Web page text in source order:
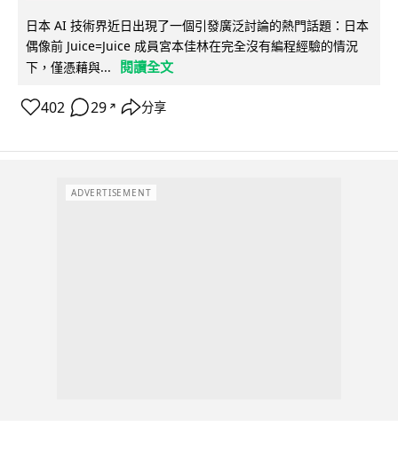
日本 AI 技術界近日出現了一個引發廣泛討論的熱門話題：日本
偶像前 Juice=Juice 成員宮本佳林在完全沒有編程經驗的情況
下，僅憑藉與...
閱讀全文
402 29 ↗ 分享
ADVERTISEMENT